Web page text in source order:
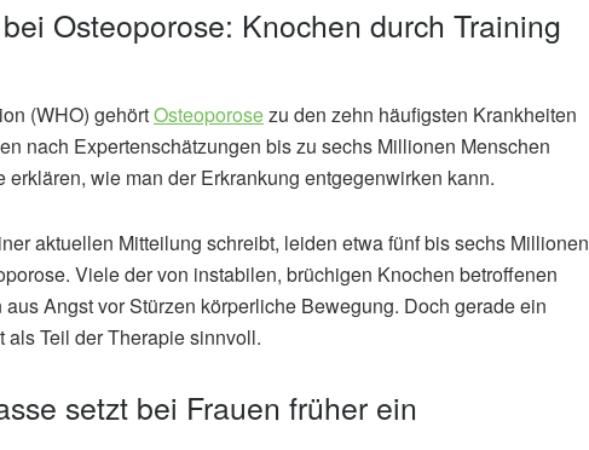
Osteoporose: Knochen durch Training
(WHO) gehörtOsteoporosezu den zehn häufigsten Krankheiten
nach Expertenschätzungen bis zu sechs Millionen Menschen
erklären, wie man der Erkrankung entgegenwirken kann.
aktuellen Mitteilung schreibt, leiden etwa fünf bis sechs Millionen
Viele der von instabilen, brüchigen Knochen betroffenen
Angst vor Stürzen körperliche Bewegung. Doch gerade ein
Teil der Therapie sinnvoll.
setzt bei Frauen früher ein